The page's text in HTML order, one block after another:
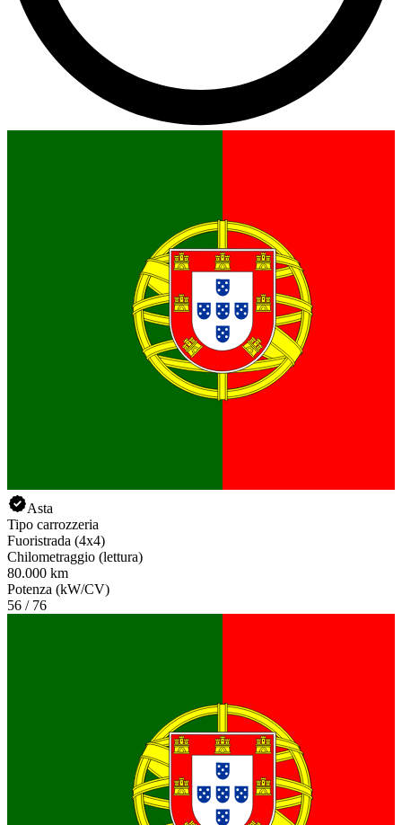
Asta
Tipo carrozzeria
Fuoristrada (4x4)
Chilometraggio (lettura)
80.000 km
Potenza (kW/CV)
56 / 76